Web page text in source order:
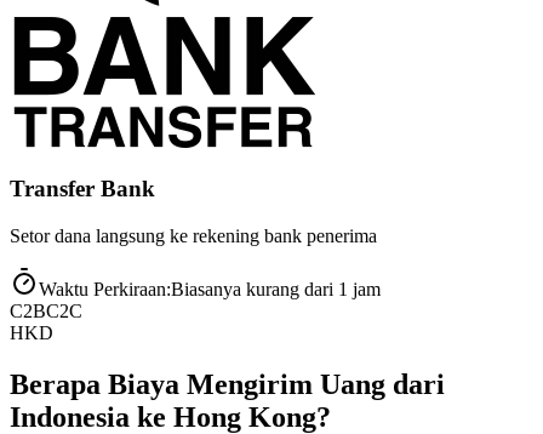
Transfer Bank
Setor dana langsung ke rekening bank penerima
Waktu Perkiraan:Biasanya kurang dari 1 jam
C2BC2C
HKD
Berapa Biaya Mengirim Uang dari
Indonesia ke Hong Kong?